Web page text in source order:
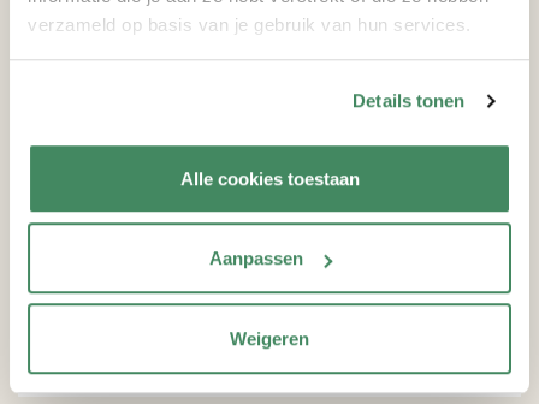
verzameld op basis van je gebruik van hun services.
Details tonen
Alle cookies toestaan
Aanpassen
Weigeren
Eerste schop in de grond
30 maa 2026
Spelen, groeien en stralen bij
Zonnestraaltjes & Sprookjesbos